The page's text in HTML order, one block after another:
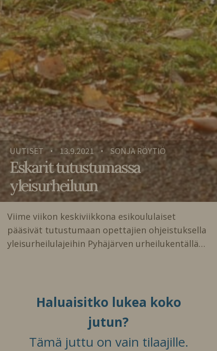
UUTISET • 13.9.2021 • SONJA RÖYTIÖ
Eskarit tutustumassa
yleisurheiluun
Viime viikon keskiviikkona esikoululaiset
pääsivät tutustumaan opettajien ohjeistuksella
yleisurheilulajeihin Pyhäjärven urheilukentällä…
Haluaisitko lukea koko
jutun?
Tämä juttu on vain tilaajille.